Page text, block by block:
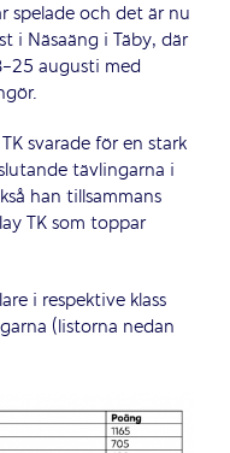
spelade och det är nu
i Näsaäng i Täby, där
25 augusti med
svarade för en stark
tävlingarna i
han tillsammans
TK som toppar
i respektive klass
(listorna nedan